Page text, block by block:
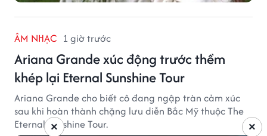
ÂM NHẠC 1 giờ trước
Ariana Grande xúc động trước thềm
khép lại Eternal Sunshine Tour
Ariana Grande cho biết cô đang ngập tràn cảm xúc
sau khi hoàn thành chặng lưu diễn Bắc Mỹ thuộc The
Eternal Sunshine Tour.
×
×